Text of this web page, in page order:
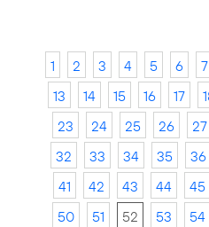
1 2 3 4 5 6 7
13
14 15 16 17
23
24 25 26 27
32
33 34 35 36
41
42 43 44 45
50
51 52 53 54